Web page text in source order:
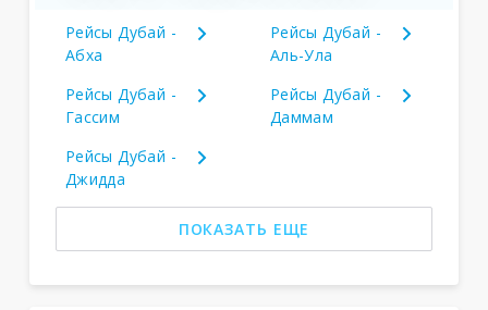
Рейсы Дубай -
Абха
Рейсы Дубай -
Аль-Ула
Рейсы Дубай -
Гассим
Рейсы Дубай -
Даммам
Рейсы Дубай -
Джидда
ПОКАЗАТЬ ЕЩЕ